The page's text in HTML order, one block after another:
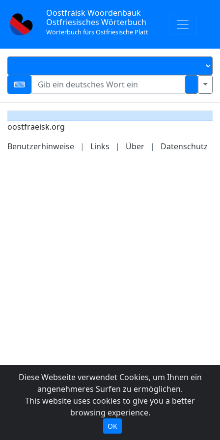
Oostfräisk Woordenbauk
Ostfriesisches Wörterbuch
Wörterbuch fürs Ostfriesische Platt
oostfraeisk.org
Benutzerhinweise
| Links | Über | Datenschutz
Diese Webseite verwendet Cookies, um Ihnen ein
angenehmeres Surfen zu ermöglichen.
This website uses cookies to give you a better
browsing experience.
OK